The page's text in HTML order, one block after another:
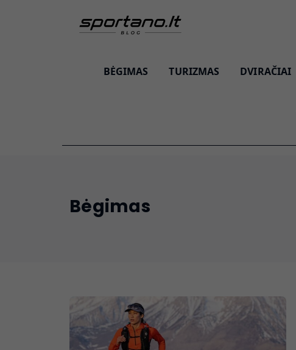
BĖGIMAS TURIZMAS DVIRAČIAI
Bėgimas